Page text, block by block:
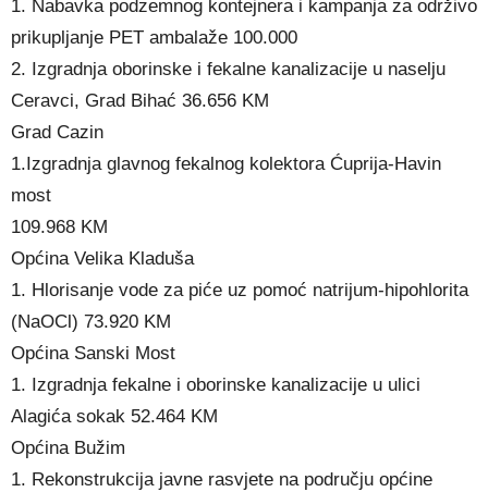
1. Nabavka podzemnog kontejnera i kampanja za održivo
prikupljanje PET ambalaže 100.000
2. Izgradnja oborinske i fekalne kanalizacije u naselju
Ceravci, Grad Bihać 36.656 KM
Grad Cazin
1.Izgradnja glavnog fekalnog kolektora Ćuprija-Havin
most
109.968 KM
Općina Velika Kladuša
1. Hlorisanje vode za piće uz pomoć natrijum-hipohlorita
(NaOCl) 73.920 KM
Općina Sanski Most
1. Izgradnja fekalne i oborinske kanalizacije u ulici
Alagića sokak 52.464 KM
Općina Bužim
1. Rekonstrukcija javne rasvjete na području općine